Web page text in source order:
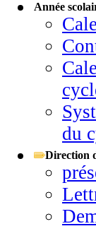
Année
du
Direction